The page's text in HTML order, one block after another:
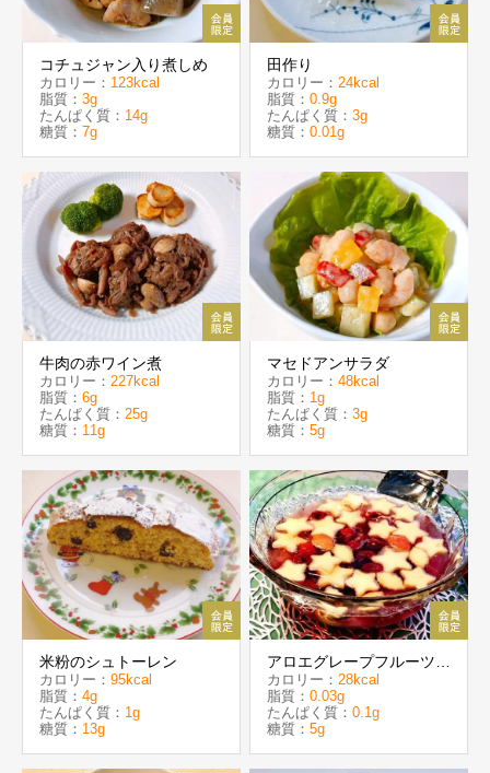
コチュジャン入り煮しめ
カロリー： 123kcal
脂質： 3g
たんぱく質： 14g
糖質： 7g
田作り
カロリー： 24kcal
脂質： 0.9g
たんぱく質： 3g
糖質： 0.01g
牛肉の赤ワイン煮
カロリー： 227kcal
脂質： 6g
たんぱく質： 25g
糖質： 11g
マセドアンサラダ
カロリー： 48kcal
脂質： 1g
たんぱく質： 3g
糖質： 5g
米粉のシュトーレン
カロリー： 95kcal
脂質： 4g
たんぱく質： 1g
糖質： 13g
アロエグレープフルーツポ
ンチ
カロリー： 28kcal
脂質： 0.03g
たんぱく質： 0.1g
糖質： 5g